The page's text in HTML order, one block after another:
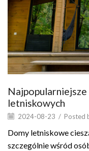
letniskowych
2024-08-23 / Posted
Domy letniskowe
szczególnie wśród